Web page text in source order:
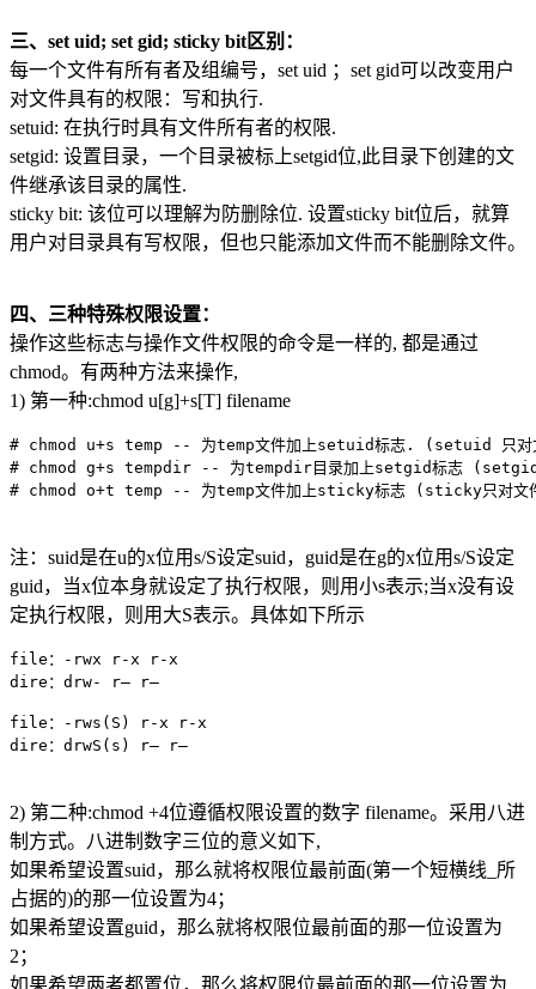
三、set uid; set gid; sticky bit区别：
每一个文件有所有者及组编号，set uid ；set gid可以改变用户
对文件具有的权限：写和执行.
setuid: 在执行时具有文件所有者的权限.
setgid: 设置目录，一个目录被标上setgid位,此目录下创建的文
件继承该目录的属性.
sticky bit: 该位可以理解为防删除位. 设置sticky bit位后，就算
用户对目录具有写权限，但也只能添加文件而不能删除文件。
四、三种特殊权限设置：
操作这些标志与操作文件权限的命令是一样的, 都是通过
chmod。有两种方法来操作,
1) 第一种:chmod u[g]+s[T] filename
# chmod u+s temp -- 为temp文件加上setuid标志. (setuid 只对
# chmod g+s tempdir -- 为tempdir目录加上setgid标志 (setgid
注：suid是在u的x位用s/S设定suid，guid是在g的x位用s/S设定
guid，当x位本身就设定了执行权限，则用小s表示;当x没有设
定执行权限，则用大S表示。具体如下所示
file：-rwx r-x r-x
dire：drw- r– r–
file：-rws(S) r-x r-x
2) 第二种:chmod +4位遵循权限设置的数字 filename。采用八进
制方式。八进制数字三位的意义如下,
如果希望设置suid，那么就将权限位最前面(第一个短横线_所
占据的)的那一位设置为4；
如果希望设置guid，那么就将权限位最前面的那一位设置为
2；
如果希望两者都置位，那么将权限位最前面的那一位设置为